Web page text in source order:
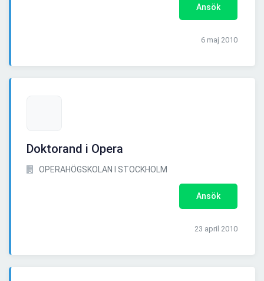
Ansök
6 maj 2010
Doktorand i Opera
OPERAHÖGSKOLAN I STOCKHOLM
Ansök
23 april 2010